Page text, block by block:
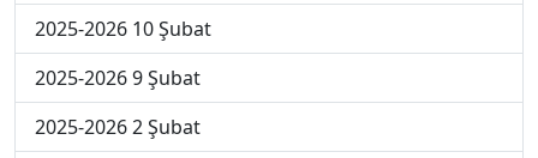
2025-2026 10 Şubat
2025-2026 9 Şubat
2025-2026 2 Şubat